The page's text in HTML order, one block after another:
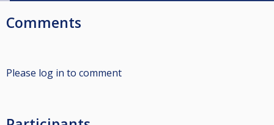
Comments
Please log in to comment